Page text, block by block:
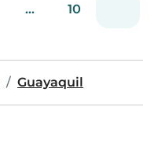
... 10
Guayaquil